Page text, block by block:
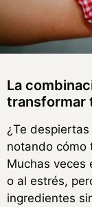
La
transformar
¿Te
notando cómo
Muchas veces
o al estrés,
ingredientes